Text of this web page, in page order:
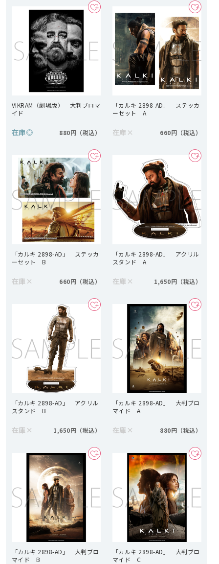
VIKRAM（劇場版） 大判ブロマ
イド
在庫◎ 880円
「カルキ 2898-AD」 ステッカ
ーセット A
在庫 × 660円
「カルキ 2898-AD」 ステッカ
ーセット B
在庫 × 660円
「カルキ 2898-AD」 アクリル
スタンド A
在庫 × 1,650円
「カルキ 2898-AD」 アクリル
スタンド B
在庫 × 1,650円
「カルキ 2898-AD」 大判ブロ
マイド A
在庫 × 880円
「カルキ 2898-AD」 大判ブロ
マイド B
「カルキ 2898-AD」 大判ブロ
マイド C